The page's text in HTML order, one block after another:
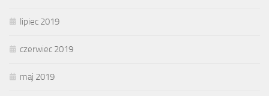
lipiec 2019
czerwiec 2019
maj 2019